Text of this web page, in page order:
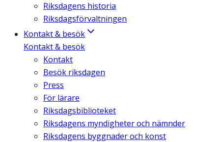
Riksdagens historia
Riksdagsförvaltningen
Kontakt & besök
Kontakt & besök
Kontakt
Besök riksdagen
Press
För lärare
Riksdagsbiblioteket
Riksdagens myndigheter och nämnder
Riksdagens byggnader och konst